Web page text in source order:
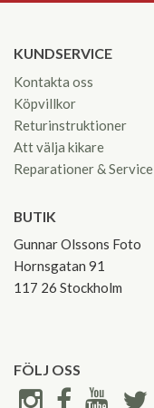
KUNDSERVICE
Kontakta oss
Köpvillkor
Returinstruktioner
Att välja kikare
Reparationer & Service
BUTIK
Gunnar Olssons Foto
Hornsgatan 91
117 26 Stockholm
FÖLJ OSS